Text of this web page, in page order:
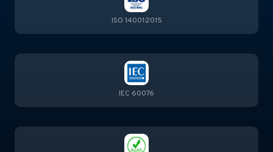
ISO 14001:2015
IEC 60076